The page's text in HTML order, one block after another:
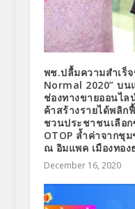
พช.ปลื้มความสำเร็
Normal 2020” บน
ช่องทางขายออนไล
ค้าสร้างรายได้พลิ
ชวนประชาชนเลือ
OTOP ล้ำค่าจากชุ
ณ อิมแพค เมืองทอ
December 16, 2020